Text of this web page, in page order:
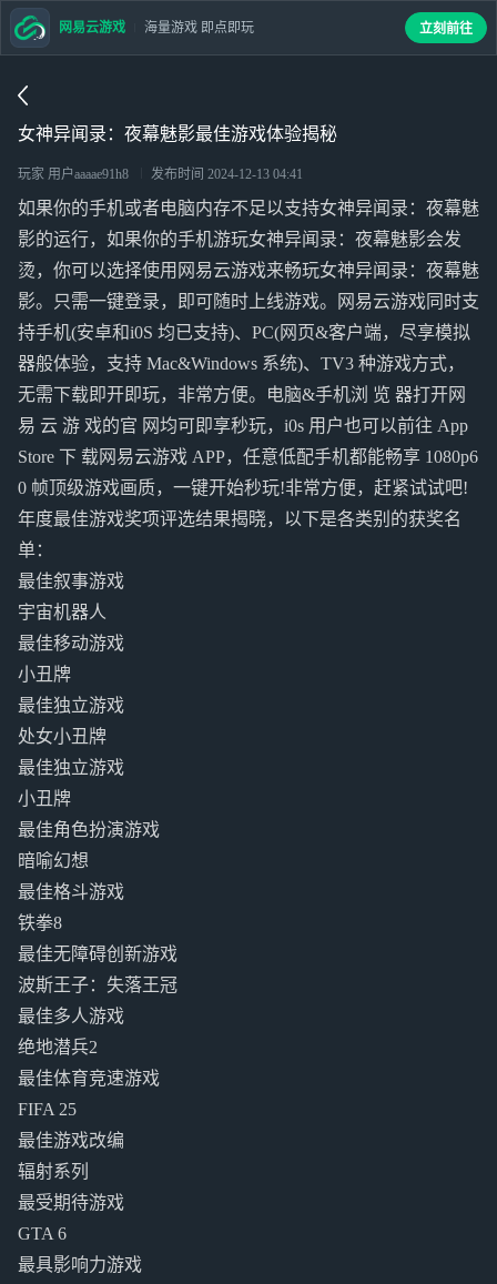
女神异闻录：夜幕魅影最佳游戏体验揭秘
玩家 用户aaaae91h8 发布时间 2024-12-13 04:41
如果你的手机或者电脑内存不足以支持女神异闻录：夜幕魅
影的运行，如果你的手机游玩女神异闻录：夜幕魅影会发
烫，你可以选择使用网易云游戏来畅玩女神异闻录：夜幕魅
影。只需一键登录，即可随时上线游戏。网易云游戏同时支
持手机(安卓和i0S 均已支持)、PC(网页&客户端，尽享模拟
器般体验，支持 Mac&Windows 系统)、TV3 种游戏方式，
无需下载即开即玩，非常方便。电脑&手机浏 览 器打开网
易 云 游 戏的官 网均可即享秒玩，i0s 用户也可以前往 App
Store 下 载网易云游戏 APP，任意低配手机都能畅享 1080p6
0 帧顶级游戏画质，一键开始秒玩!非常方便，赶紧试试吧!
年度最佳游戏奖项评选结果揭晓，以下是各类别的获奖名
单：
最佳叙事游戏
宇宙机器人
最佳移动游戏
小丑牌
最佳独立游戏
处女小丑牌
最佳独立游戏
小丑牌
最佳角色扮演游戏
暗喻幻想
最佳格斗游戏
铁拳8
最佳无障碍创新游戏
波斯王子：失落王冠
最佳多人游戏
绝地潜兵2
最佳体育竞速游戏
FIFA 25
最佳游戏改编
辐射系列
最受期待游戏
GTA 6
最具影响力游戏
网易云游戏 海量游戏 即点即玩 立刻前往